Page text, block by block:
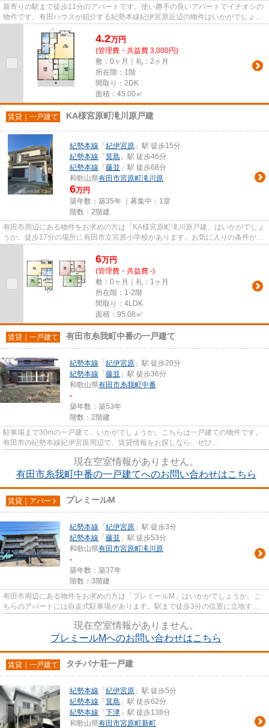
最寄りの駅まで徒歩11分のアパートです。使い勝手の良いアパートでイチオシの
物件です。有田ハウスが紹介する紀勢本線紀伊宮原近辺の物件はいかがでしょう
か。ぜひ0737-22-3200から見...
4.2万円
(管理費・共益費 3,000円)
敷：0ヶ月｜礼：2ヶ月
所在階：1階
間取り：2DK
面積：45.00㎡
賃貸｜一戸建て KA様宮原町滝川原戸建
紀勢本線 「 紀伊宮原 」駅 徒歩15分
紀勢本線 「 箕島 」駅 徒歩46分
紀勢本線 「 藤並 」駅 徒歩68分
和歌山県有田市宮原町滝川原
6万円
築年数：築35年 ｜募集中： 1室
階数：2階建
有田市周辺にある物件をお求めの方は「KA様宮原町滝川原戸建」はいかがでしょ
うか。徒歩17分の場所に有田市立宮原小学校があります。お気に入りの条件があ
6万円
(管理費・共益費 -)
敷：0ヶ月｜礼：1ヶ月
所在階：1-2階
間取り：4LDK
面積：95.08㎡
賃貸｜一戸建て 有田市糸我町中番の一戸建て
紀勢本線 「 紀伊宮原 」駅 徒歩20分
紀勢本線 「 藤並 」駅 徒歩36分
和歌山県有田市糸我町中番
-
築年数：築53年
階数：2階建
駐車場まで30mの一戸建て、いかがでしょうか。こちらは一戸建ての物件です。
有田市の紀勢本線紀伊宮原周辺で、賃貸情報をお探しなら、ぜひ
現在空室情報がありません。
有田市糸我町中番の一戸建てへのお問い合わせはこちら
賃貸｜アパート プレミールM
紀勢本線 「 紀伊宮原 」駅 徒歩3分
紀勢本線 「 藤並 」駅 徒歩53分
和歌山県有田市宮原町滝川原
-
築年数：築37年
階数：3階建
有田市周辺にある物件をお求めの方は「プレミールM」はいかがでしょうか。こ
ちらのアパートには自走式駐車場があります。駅まで徒歩3分の位置に立地す
現在空室情報がありません。
プレミールMへのお問い合わせはこちら
賃貸｜一戸建て タチバナ荘一戸建
紀勢本線 「 紀伊宮原 」駅 徒歩5分
紀勢本線 「 箕島 」駅 徒歩62分
紀勢本線 「 下津 」駅 徒歩138分
和歌山県有田市宮原町新町